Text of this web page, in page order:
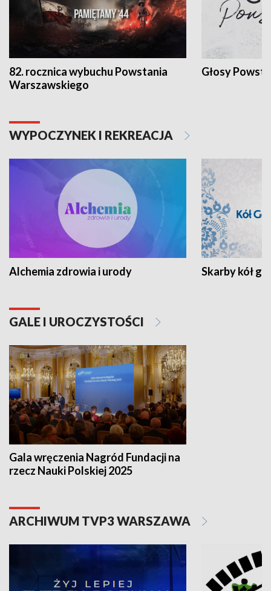
82. rocznica wybuchu Powstania
Warszawskiego
Głosy
WYPOCZYNEK I REKREACJA
Alchemia zdrowia i urody Skarby kół
GALE I UROCZYSTOŚCI
Gala wręczenia Nagród Fundacji na
rzecz Nauki Polskiej 2025
ARCHIWUM TVP3 WARSZAWA